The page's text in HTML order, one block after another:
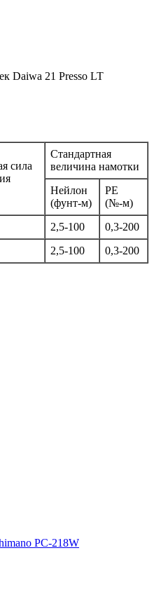
Daiwa 21 Presso LT
сила
Стандартная
величина намотки
Нейлон
(фунт-м)
PE
(№-м)
2,5-100
0,3-200
2,5-100
0,3-200
PC-218W